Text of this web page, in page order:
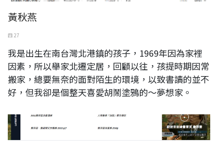
黃秋燕
四 27
我是出生在南台灣北港鎮的孩子，1969年因為家裡
因素，所以舉家北遷定居，回顧以往，孩提時期因常
搬家，總要無奈的面對陌生的環境，以致書讀的並不
好，但我卻是個整天喜愛胡鬧塗鴉的～夢想家。